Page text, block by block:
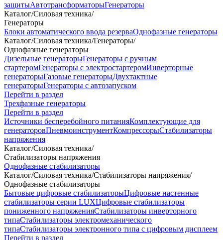
защитыАвтотрансформаторыГенераторы
Каталог/Силовая техника/
Генераторы
Блоки автоматического ввода резерваОднофазные генераторы
Каталог/Силовая техника/Генераторы/
Однофазные генераторы
Дизельные генераторыГенераторы с ручным
стартеромГенераторы с электростартеромИнверторные
генераторыГазовые генераторыДвухтактные
генераторыГенераторы с автозапуском
Перейти в раздел
Трехфазные генераторы
Перейти в раздел
Источники бесперебойного питанияКомплектующие для
генераторовПневмоинструментКомпрессорыСтабилизаторы
напряжения
Каталог/Силовая техника/
Стабилизаторы напряжения
Однофазные стабилизаторы
Каталог/Силовая техника/Стабилизаторы напряжения/
Однофазные стабилизаторы
Бытовые цифровые стабилизаторыЦифровые настенные
стабилизаторы серии LUXЦифровые стабилизаторы
пониженного напряженияСтабилизаторы инверторного
типаСтабилизаторы электромеханического
типаСтабилизаторы электронного типа с цифровым дисплеем
Перейти в раздел